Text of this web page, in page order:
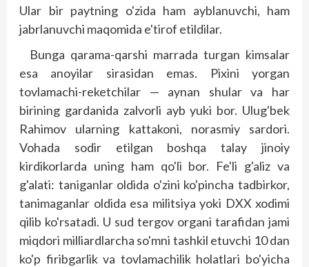
Ular bir paytning o'zida ham ayblanuvchi, ham
jabrlanuvchi maqomida e'tirof etildilar.
Bunga qarama-qarshi marrada turgan kimsalar
esa anoyilar sirasidan emas. Pixini yorgan
tovlamachi-reketchilar — aynan shular va har
birining gardanida zalvorli ayb yuki bor. Ulug'bek
Rahimov ularning kattakoni, norasmiy sardori.
Vohada sodir etilgan boshqa talay jinoiy
kirdikorlarda uning ham qo'li bor. Fe'li g'aliz va
g'alati: taniganlar oldida o'zini ko'pincha tadbirkor,
tanimaganlar oldida esa militsiya yoki DXX xodimi
qilib ko'rsatadi. U sud tergov organi tarafidan jami
miqdori milliardlarcha so'mni tashkil etuvchi 10 dan
ko'p firibgarlik va tovlamachilik holatlari bo'yicha